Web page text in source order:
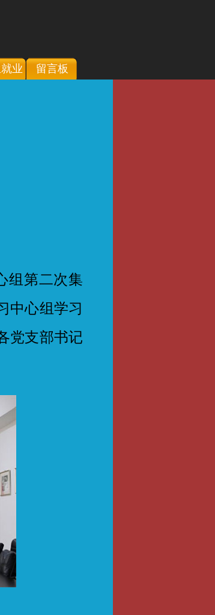
业 留言板
第二次集
中心组学习
党支部书记